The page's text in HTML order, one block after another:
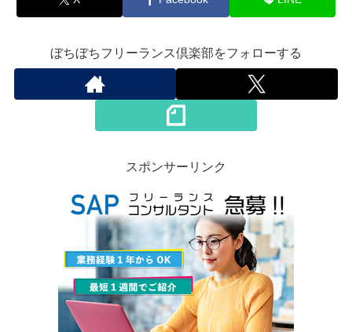
ぼちぼちフリーランス倶楽部をフォローする
スポンサーリンク